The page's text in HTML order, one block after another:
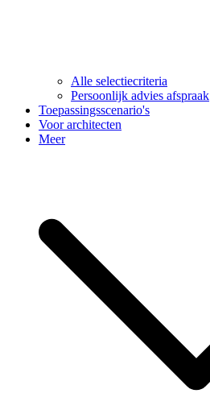
Alle selectiecriteria
Persoonlijk advies afspraak
Toepassingsscenario's
Voor architecten
Meer